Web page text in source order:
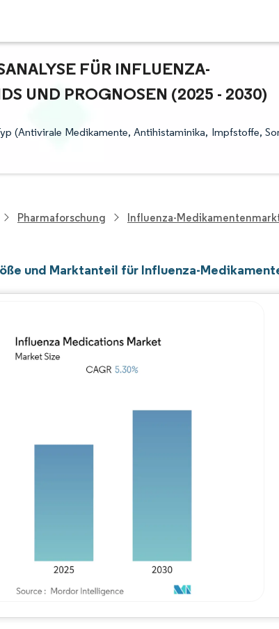
FÜR INFLUENZA-M
UND PROGNOSEN (2025 - 2030)
(Antivirale Medikamente, Antihistaminika, Impfstoffe,
Pharmaforschung Influenza-
und Marktanteil für Influenza-